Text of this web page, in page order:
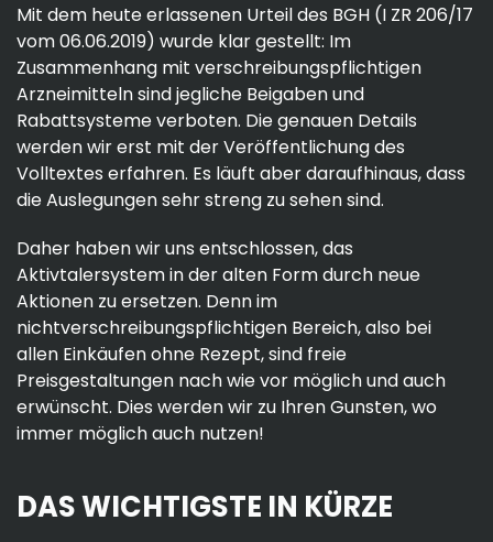
Mit dem heute erlassenen Urteil des BGH (I ZR 206/17
vom 06.06.2019) wurde klar gestellt: Im
Zusammenhang mit verschreibungspflichtigen
Arzneimitteln sind jegliche Beigaben und
Rabattsysteme verboten. Die genauen Details
werden wir erst mit der Veröffentlichung des
Volltextes erfahren. Es läuft aber daraufhinaus, dass
die Auslegungen sehr streng zu sehen sind.
Daher haben wir uns entschlossen, das
Aktivtalersystem in der alten Form durch neue
Aktionen zu ersetzen. Denn im
nichtverschreibungspflichtigen Bereich, also bei
allen Einkäufen ohne Rezept, sind freie
Preisgestaltungen nach wie vor möglich und auch
erwünscht. Dies werden wir zu Ihren Gunsten, wo
immer möglich auch nutzen!
DAS WICHTIGSTE IN KÜRZE